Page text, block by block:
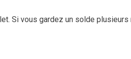
Si vous gardez un solde